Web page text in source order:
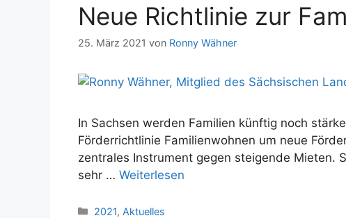
Neue Richtlinie zur
25. März 2021 von Ronny Wähner
In Sachsen werden Familien künftig noch
Förderrichtlinie Familienwohnen um neue
zentrales Instrument gegen steigende Mieten.
sehr … Weiterlesen
Kategorien
2021, Aktuelles